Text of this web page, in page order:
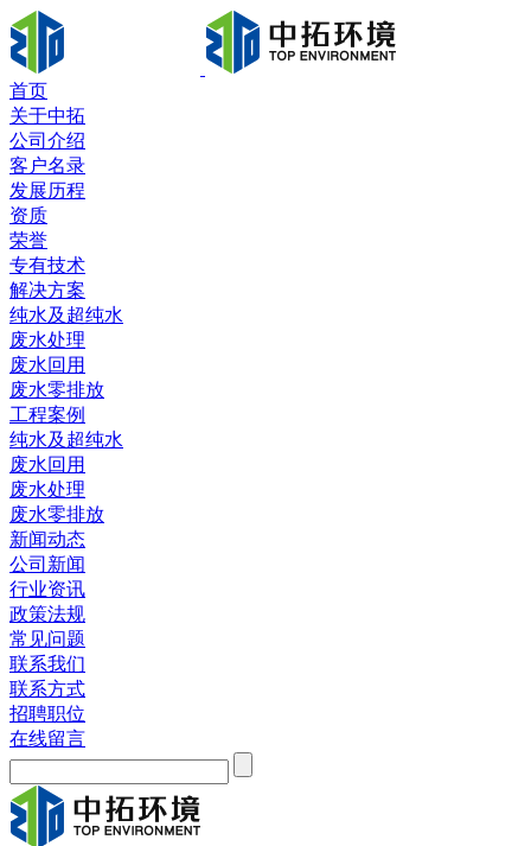
首页
关于中拓
公司介绍
客户名录
发展历程
资质
荣誉
专有技术
解决方案
纯水及超纯水
废水处理
废水回用
废水零排放
工程案例
纯水及超纯水
废水回用
废水处理
废水零排放
新闻动态
公司新闻
行业资讯
政策法规
常见问题
联系我们
联系方式
招聘职位
在线留言